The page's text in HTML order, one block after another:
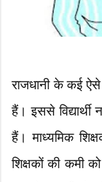
राजधानी के कई ऐसे
हैं। इससे
हैं। माध्यमिक
शिक्षकों की कमी